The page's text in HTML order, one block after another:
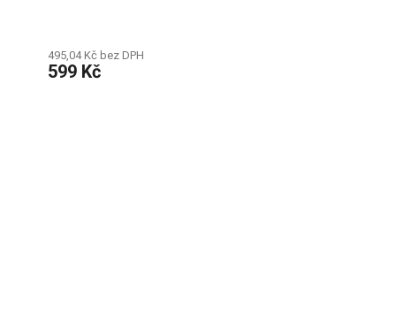
495,04 Kč bez DPH
599 Kč